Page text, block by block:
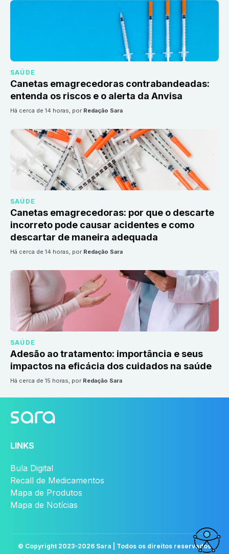
SAÚDE
Canetas emagrecedoras contrabandeadas:
entenda os riscos e o alerta da Anvisa
há cerca de 14 horas, por Redação Sara
SAÚDE
Canetas emagrecedoras: por que o descarte
incorreto pode causar acidentes e como
descartar de maneira adequada
há cerca de 14 horas, por Redação Sara
SAÚDE
Adesão ao tratamento: importância e seus
impactos na eficácia dos cuidados na saúde
há cerca de 15 horas, por Redação Sara
LINKS
Bula Digital
Recall de Medicamentos
Mapa de Produtos
Mapa de Notícias
© Copyright 2023-2026 Sara | Todos os direitos reservados